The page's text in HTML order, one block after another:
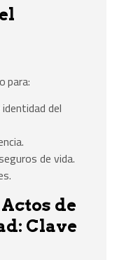
para:
del
de vida.
de
Clave